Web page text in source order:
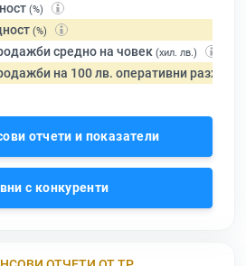
(%)
(%)
средно на човек (хил. лв.)
на 100 лв. оперативни разходи
отчети и показатели
с конкуренти